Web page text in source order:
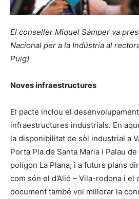
El conseller Miquel Sàmper va
Nacional per a la Indústria al
Puig)
Noves infraestructures
El pacte inclou el
infraestructures industrials. En
la disponibilitat de sòl industrial a
Porta Pla de Santa Maria i Palau de
polígon La Plana; i a futurs plans
com són el d’Alió – Vila-rodona i el
document també vol millorar la